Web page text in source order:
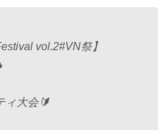
vol.2#VN祭】
ィ大会🔰